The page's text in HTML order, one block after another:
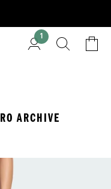
1
ARCHIVE